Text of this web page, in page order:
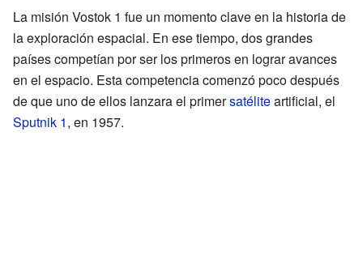
La misión Vostok 1 fue un momento clave en la historia de
la exploración espacial. En ese tiempo, dos grandes
países competían por ser los primeros en lograr avances
en el espacio. Esta competencia comenzó poco después
de que uno de ellos lanzara el primersatéliteartificial, el
Sputnik 1, en 1957.